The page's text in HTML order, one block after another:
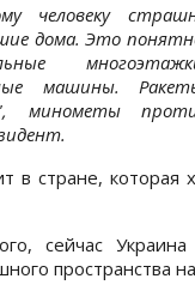
человеку
дома. Это
машины.
минометы
в стране,
сейчас
пространства